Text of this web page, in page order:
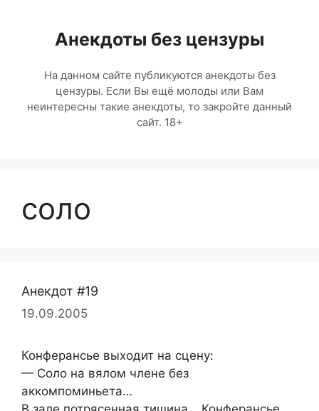
содержимомуАнекдоты без цензуры
На данном сайте публикуются анекдоты без
цензуры. Если Вы ещё молоды или Вам
неинтересны такие анекдоты, то закройте данный
сайт. 18+
соло
Анекдот #19
19.09.2005
Конферансье выходит на сцену:
— Соло на вялом члене без
аккомпоминьета…